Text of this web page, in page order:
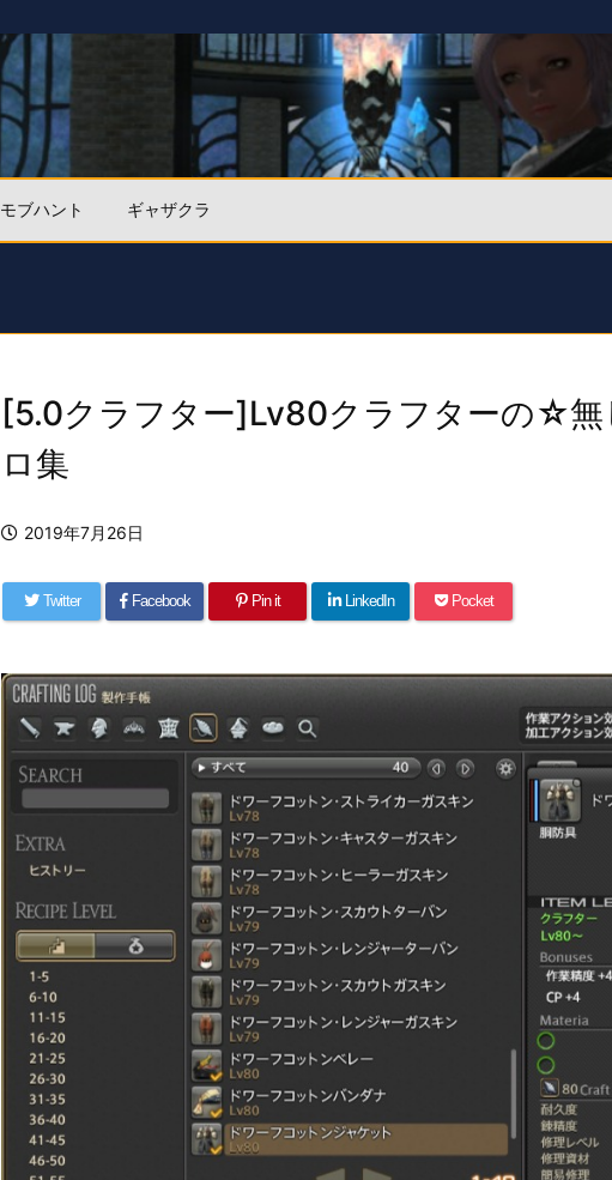
モブハント ギャザクラ
[5.0クラフター]Lv80クラフターの☆無
ロ集
2019年7月26日
Twitter Facebook Pin it LinkedIn Pocket